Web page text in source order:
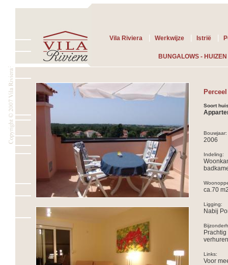
Vila Riviera | Werkwijze | Istrië |
BUNGALOWS - HUIZEN
Soort
Bouwjaar:
2006
Indeling:
ca.70
Ligging:
Nabij
Links:
Voor